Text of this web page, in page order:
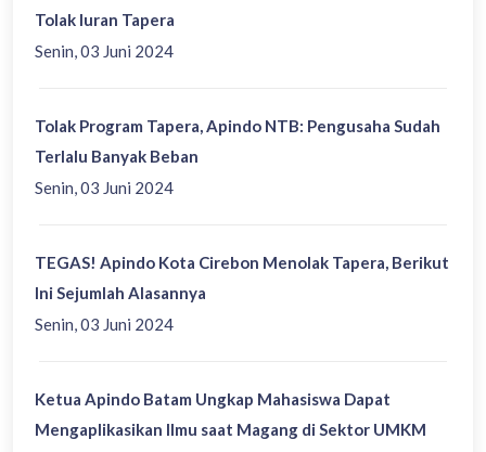
Senin, 03 Juni 2024
Tolak Iuran Tapera
Senin, 03 Juni 2024
Tolak Program Tapera, Apindo NTB: Pengusaha Sudah
Terlalu Banyak Beban
Senin, 03 Juni 2024
TEGAS! Apindo Kota Cirebon Menolak Tapera, Berikut
Ini Sejumlah Alasannya
Ketua Apindo Batam Ungkap Mahasiswa Dapat
Mengaplikasikan Ilmu saat Magang di Sektor UMKM